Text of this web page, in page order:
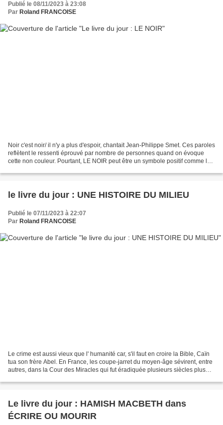
Publié le 08/11/2023 à 23:08
Par Roland FRANCOISE
Noir c'est noir/ il n'y a plus d'espoir, chantait Jean-Philippe Smet. Ces paroles
reflètent le ressenti éprouvé par nombre de personnes quand on évoque
cette non couleur. Pourtant, LE NOIR peut être un symbole positif comme le
le livre du jour : UNE HISTOIRE DU MILIEU
Publié le 07/11/2023 à 22:07
Par Roland FRANCOISE
Le crime est aussi vieux que l' humanité car, s'il faut en croire la Bible, Caïn
tua son frère Abel. En France, les coupe-jarret du moyen-âge sévirent, entre
autres, dans la Cour des Miracles qui fut éradiquée plusieurs siècles plus
Le livre du jour : HAMISH MACBETH dans
ÉCRIRE OU MOURIR